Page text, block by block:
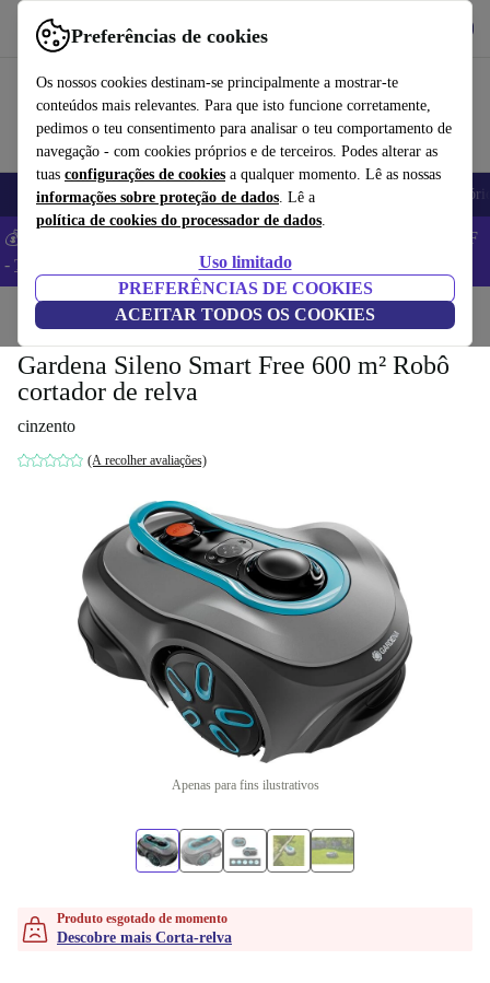
Preferências de cookies
Os nossos cookies destinam-se principalmente a mostrar-te
conteúdos mais relevantes. Para que isto funcione corretamente,
pedimos o teu consentimento para analisar o teu comportamento de
navegação - com cookies próprios e de terceiros. Podes alterar as
tuas configurações de cookies a qualquer momento. Lê as nossas
informações sobre proteção de dados. Lê a
política de cookies do processador de dados.
Uso limitado
PREFERÊNCIAS DE COOKIES
ACEITAR TODOS OS COOKIES
Use o refurbed de forma rápida e fácil
Telemóveis Computadores Portáteis Tablets
💰 Poupa MAIS -5% em MacBooks e iPads – Código: BACK5OFF
- TC
Início Jardim Corta-relva
Gardena Sileno Smart Free 600 m² Robô
cortador de relva
cinzento
(A recolher avaliações)
Apenas para fins ilustrativos
Produto esgotado de momento
Descobre mais Corta-relva